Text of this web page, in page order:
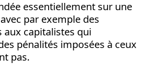
essentiellement sur une
par exemple des
aux capitalistes qui
pénalités imposées à ceux
pas.